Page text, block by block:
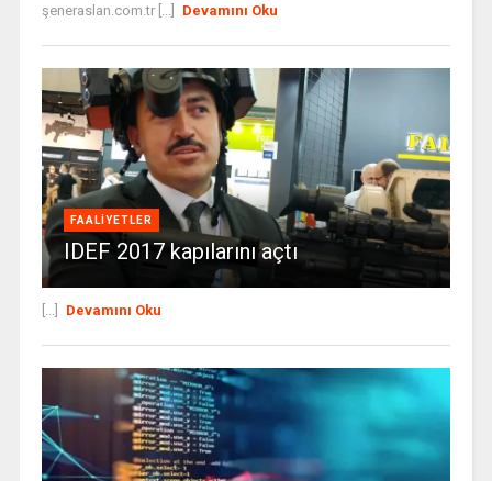
şeneraslan.com.tr [...]
Devamını Oku
FAALIYETLER
IDEF 2017 kapılarını açtı
[...] Devamını Oku